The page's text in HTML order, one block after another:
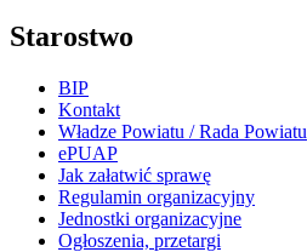
Starostwo
BIP
Kontakt
Władze Powiatu / Rada Powiatu
ePUAP
Jak załatwić sprawę
Regulamin organizacyjny
Jednostki organizacyjne
Ogłoszenia, przetargi